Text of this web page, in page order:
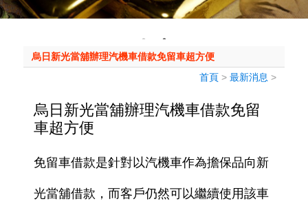
烏日新光當舖辦理汽機車借款免留車超方便
首頁 >最新消息 >
烏日新光當舖辦理汽機車借款免留
車超方便
免留車借款是針對以汽機車作為擔保品向新
光當舖借款，而客戶仍然可以繼續使用該車